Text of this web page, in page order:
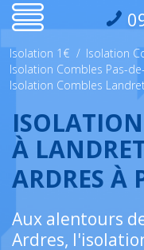
Isolation 1€ / Isolation
Isolation Combles Pas-
Isolation Combles
À
ARDRES À
Aux alentours
Ardres,